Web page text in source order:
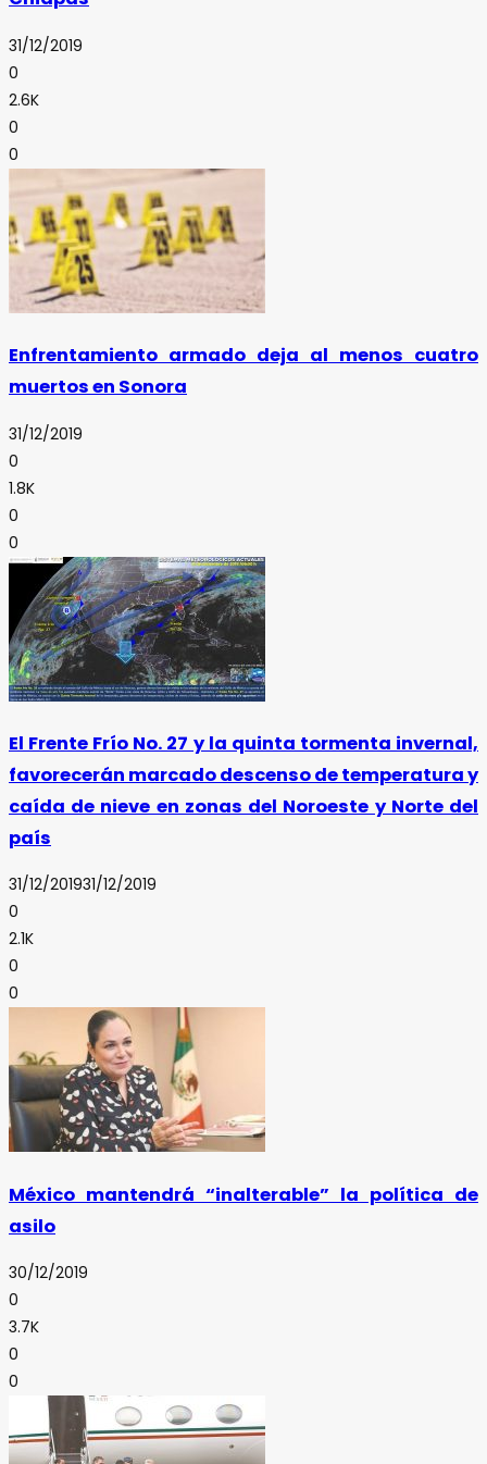
31/12/2019
0
2.6K
0
0
Enfrentamiento armado deja al menos cuatro
muertos en Sonora
31/12/2019
0
1.8K
0
0
El Frente Frío No. 27 y la quinta tormenta invernal,
favorecerán marcado descenso de temperatura y
caída de nieve en zonas del Noroeste y Norte del
país
31/12/201931/12/2019
0
2.1K
0
0
México mantendrá “inalterable” la política de
asilo
30/12/2019
0
3.7K
0
0